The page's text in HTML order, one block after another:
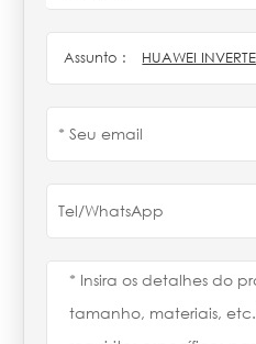
Assunto : HUAWEI